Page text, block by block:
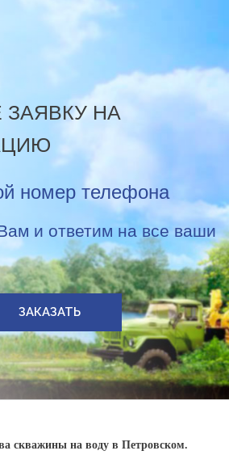
ЗАЯВКУ НА
номер телефона
и ответим на все ваши
ЗАКАЗАТЬ
скважины на воду в Петровском.